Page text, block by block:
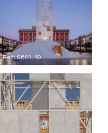
Ref: 9641_10